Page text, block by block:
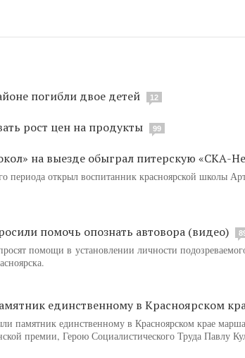
погибли двое детей 12
рост цен на продукты 99
на выезде обыграл питерскую «СКА-
периода открыл воспитанник красноярской школы
помочь опознать автовора (видео)
помощи в установлении личности
единственному в Красноярском
памятник единственному в Красноярском крае
премии, Герою Социалистического Труда Павлу